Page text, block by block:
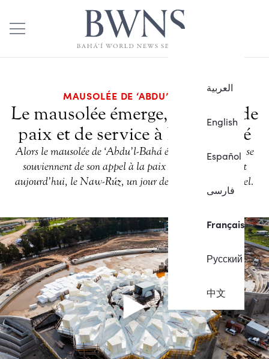
العربية
English
Español
فارسی
Français
Русский
中文
MAUSOLÉE DE ‘ABDU’L-BAHÁ
Le mausolée émerge, symbole de
paix et de service à l’humanité
Alors le mausolée de ‘Abdu’l-Bahá émerge, les bahá’ís se
souviennent de son appel à la paix universelle, surtout
aujourd’hui, le Naw-Rúz, un jour de renouveau spirituel.